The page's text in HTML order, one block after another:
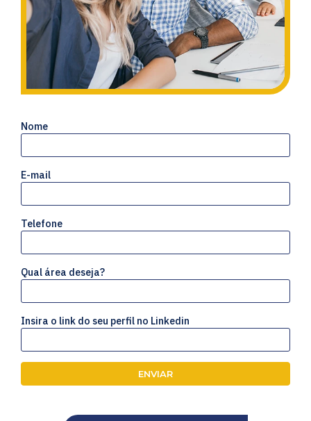
Nome
E-mail
Telefone
Qual área deseja?
Insira o link do seu perfil no Linkedin